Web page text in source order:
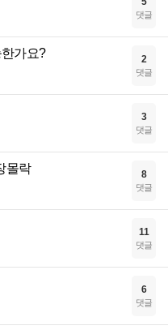
댓글
가요? 2
댓글
3
댓글
몰락 8
댓글
11
댓글
6
댓글